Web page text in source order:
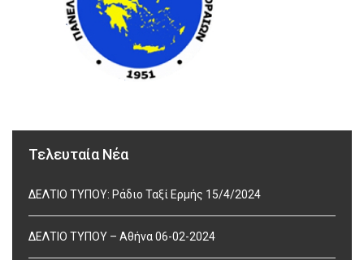
Τελευταία Νέα
ΔΕΛΤΙΟ ΤΥΠΟΥ: Ράδιο Ταξί Ερμής 15/4/2024
ΔΕΛΤΙΟ ΤΥΠΟΥ – Αθήνα 06-02-2024